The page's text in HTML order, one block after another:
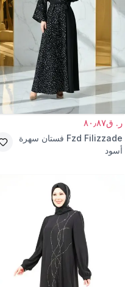
ر. ق٨٠٫٨٧
Fzd Filizzade فستان سهرة
أسود